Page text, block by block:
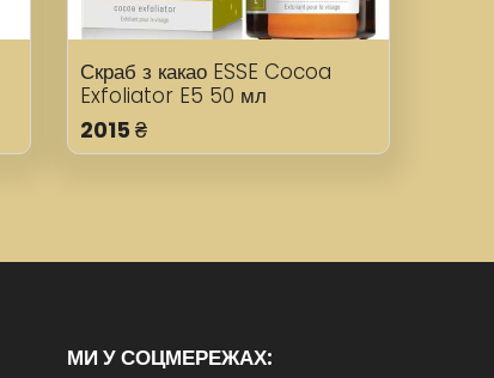
Скраб з какао ESSE Cocoa
Exfoliator E5 50 мл
2015 ₴
МИ У СОЦМЕРЕЖАХ: